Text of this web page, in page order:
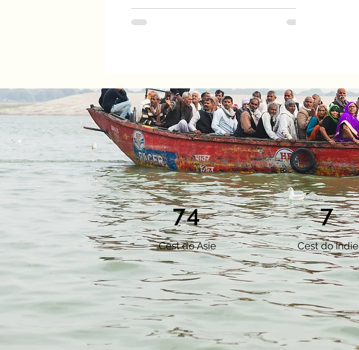
74
Cest doAsie
7
Cest doIndie